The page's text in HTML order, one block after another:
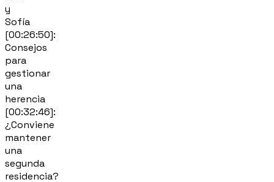
y
Sofía
[00:26:50]:
Consejos
para
gestionar
una
herencia
[00:32:46]:
¿Conviene
mantener
una
segunda
residencia?